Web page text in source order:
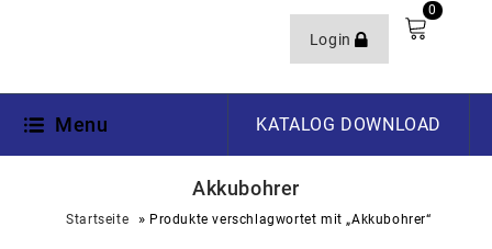
Login
0
Menu KATALOG DOWNLOAD
Akkubohrer
Startseite » Produkte verschlagwortet mit „Akkubohrer“